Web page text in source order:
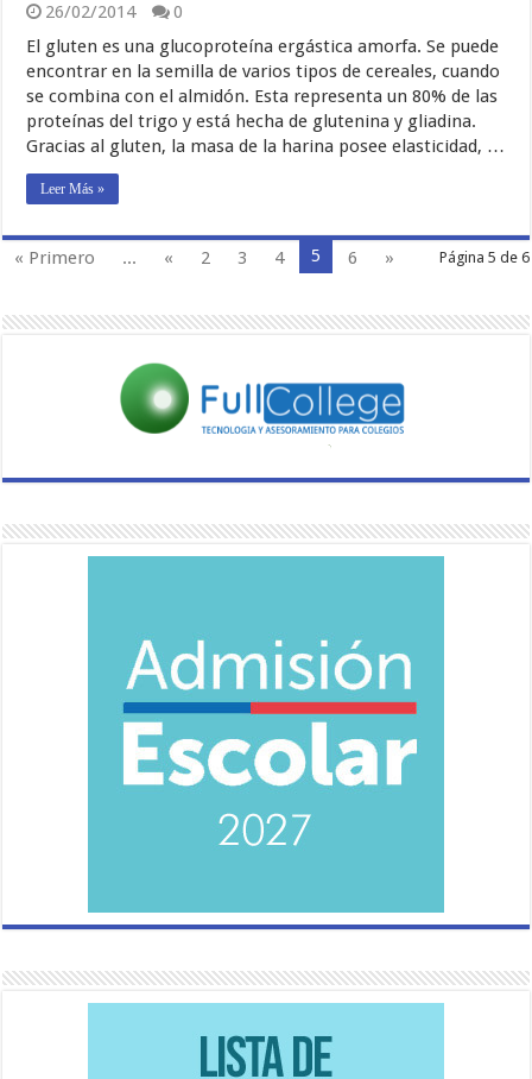
26/02/2014
0
El gluten es una glucoproteína ergástica amorfa. Se puede
encontrar en la semilla de varios tipos de cereales, cuando
se combina con el almidón. Esta representa un 80% de las
proteínas del trigo y está hecha de glutenina y gliadina.
Gracias al gluten, la masa de la harina posee elasticidad, …
Leer Más »
Página 5 de 6
« Primero ... « 2 3 4 5 6 »